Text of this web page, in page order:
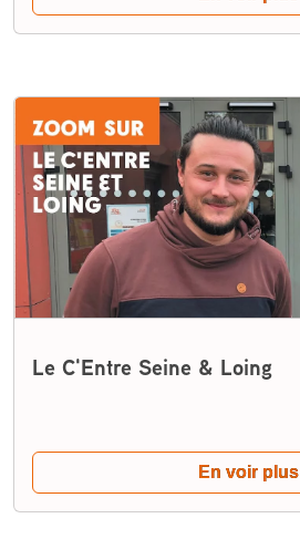
Le C'Entre Seine & Loing
En voir plus